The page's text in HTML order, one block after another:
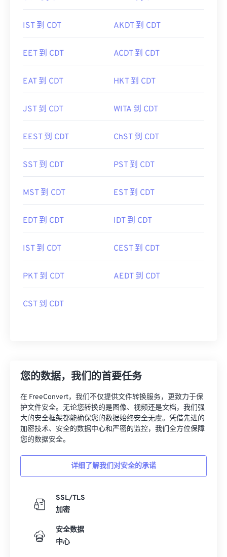
IST 到 CDT AKDT 到 CDT
EET 到 CDT ACDT 到 CDT
EAT 到 CDT HKT 到 CDT
JST 到 CDT WITA 到 CDT
EEST 到 CDT ChST 到 CDT
SST 到 CDT PST 到 CDT
MST 到 CDT EST 到 CDT
EDT 到 CDT IDT 到 CDT
IST 到 CDT CEST 到 CDT
PKT 到 CDT AEDT 到 CDT
CST 到 CDT
您的数据，我们的首要任务
在 FreeConvert，我们不仅提供文件转换服务，更致力于保
护文件安全。无论您转换的是图像、视频还是文档，我们强
大的安全框架都能确保您的数据始终安全无虞。凭借先进的
加密技术、安全的数据中心和严密的监控，我们全方位保障
您的数据安全。
详细了解我们对安全的承诺
SSL/TLS
加密
安全数据
中心